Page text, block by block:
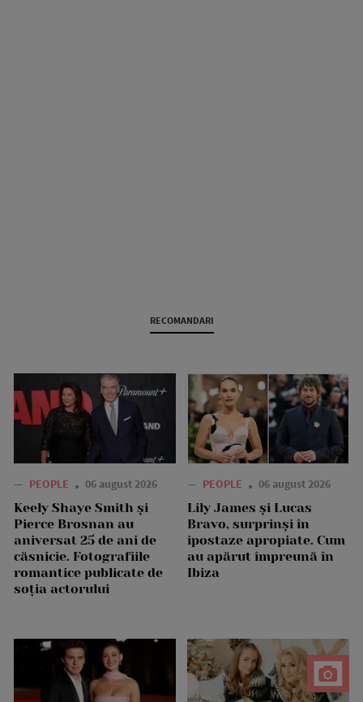
RECOMANDARI
— PEOPLE 06 august 2026
Keely Shaye Smith și
Pierce Brosnan au
aniversat 25 de ani de
căsnicie. Fotografiile
romantice publicate de
soția actorului
— PEOPLE 06 august 2026
Lily James și Lucas
Bravo, surprinși în
ipostaze apropiate. Cum
au apărut împreună în
Ibiza